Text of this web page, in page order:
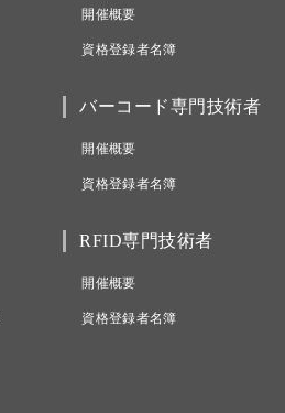
開催概要
資格登録者名簿
バーコード専門技術者
開催概要
資格登録者名簿
RFID専門技術者
開催概要
資格登録者名簿